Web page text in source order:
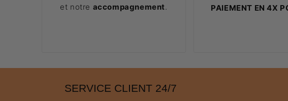
et notre accompagnement. PAIEMENT EN 4X
SERVICE CLIENT 24/7